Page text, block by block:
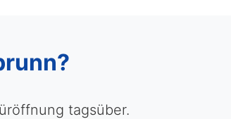
tagsüber.